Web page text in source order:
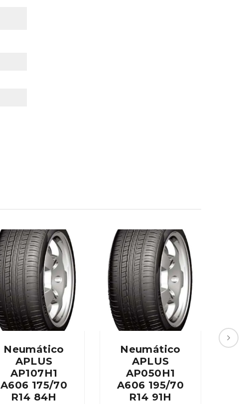
Neumático
APLUS
AP107H1
A606 175/70
R14 84H
Neumático
APLUS
AP050H1
A606 195/70
R14 91H